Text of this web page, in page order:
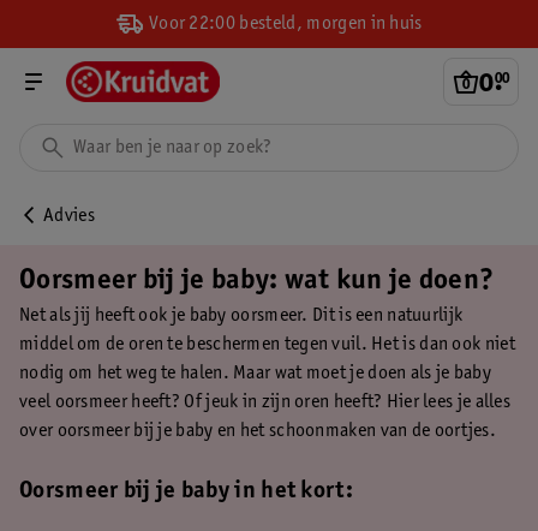
Voor 22:00 besteld, morgen in huis
0.
00
Advies
Oorsmeer bij je baby: wat kun je doen?
Net als jij heeft ook je baby oorsmeer. Dit is een natuurlijk
middel om de oren te beschermen tegen vuil. Het is dan ook niet
nodig om het weg te halen. Maar wat moet je doen als je baby
veel oorsmeer heeft? Of jeuk in zijn oren heeft? Hier lees je alles
over oorsmeer bij je baby en het schoonmaken van de oortjes.
Oorsmeer bij je baby in het kort: